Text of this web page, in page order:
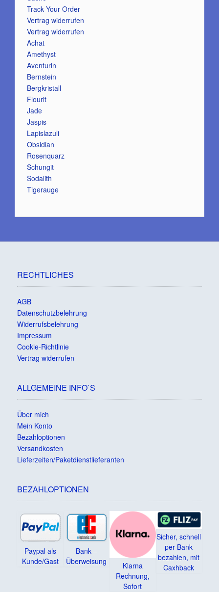
Track Your Order
Vertrag widerrufen
Vertrag widerrufen
Achat
Amethyst
Aventurin
Bernstein
Bergkristall
Flourit
Jade
Jaspis
Lapislazuli
Obsidian
Rosenquarz
Schungit
Sodalith
Tigerauge
RECHTLICHES
AGB
Datenschutzbelehrung
Widerrufsbelehrung
Impressum
Cookie-Richtlinie
Vertrag widerrufen
ALLGEMEINE INFO`S
Über mich
Mein Konto
Bezahloptionen
Versandkosten
Lieferzeiten/Paketdienstlieferanten
BEZAHLOPTIONEN
Paypal als
Kunde/Gast
Bank –
Überweisung
Klarna
Rechnung,
Sofort
Sicher, schnell
per Bank
bezahlen, mit
Caxhback